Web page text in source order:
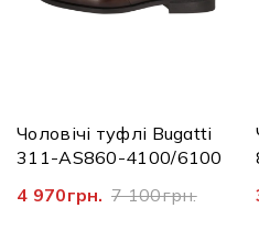
Чоловічі туфлі Bugatti
311-AS860-4100/6100
4 970грн. 7 100грн.